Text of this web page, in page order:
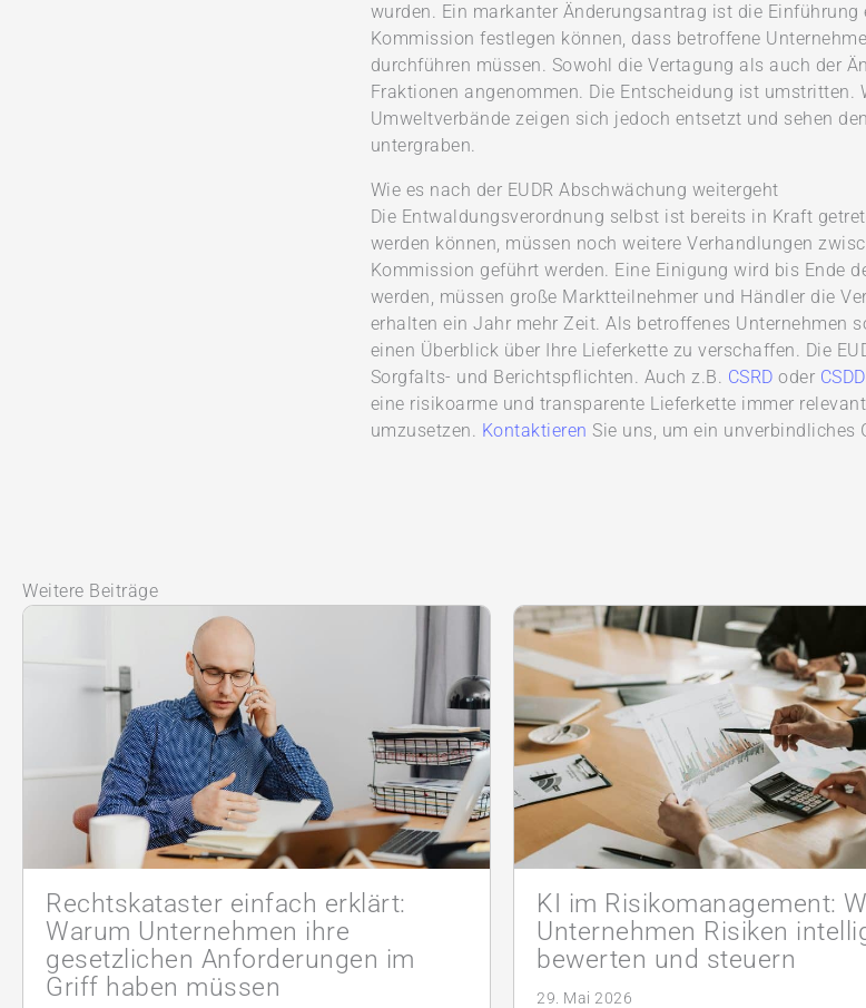
wurden. Ein markanter Änderungsantrag ist die Einführung
Kommission festlegen können, dass betroffene
durchführen müssen. Sowohl die Vertagung als auch der
Fraktionen angenommen. Die Entscheidung ist
Umweltverbände zeigen sich jedoch entsetzt und sehen
untergraben.
Wie es nach der EUDR Abschwächung weitergeht
Die Entwaldungsverordnung selbst ist bereits in Kraft
werden können, müssen noch weitere Verhandlungen
Kommission geführt werden. Eine Einigung wird bis Ende
werden, müssen große Marktteilnehmer und Händler die
erhalten ein Jahr mehr Zeit. Als betroffenes Unternehmen
einen Überblick über Ihre Lieferkette zu verschaffen. Die
Sorgfalts- und Berichtspflichten. Auch z.B. CSRD oder
eine risikoarme und transparente Lieferkette immer
umzusetzen. KontaktierenSie uns, um ein unverbindliches
Weitere Beiträge
Rechtskataster einfach erklärt:
Warum Unternehmen ihre
gesetzlichen Anforderungen im
Griff haben müssen
KI im Risikomanagement:
Unternehmen Risiken
bewerten und steuern
29. Mai 2026